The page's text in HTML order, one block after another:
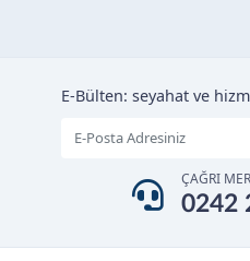
E-Bülten: seyahat ve
ÇAĞRI
0242